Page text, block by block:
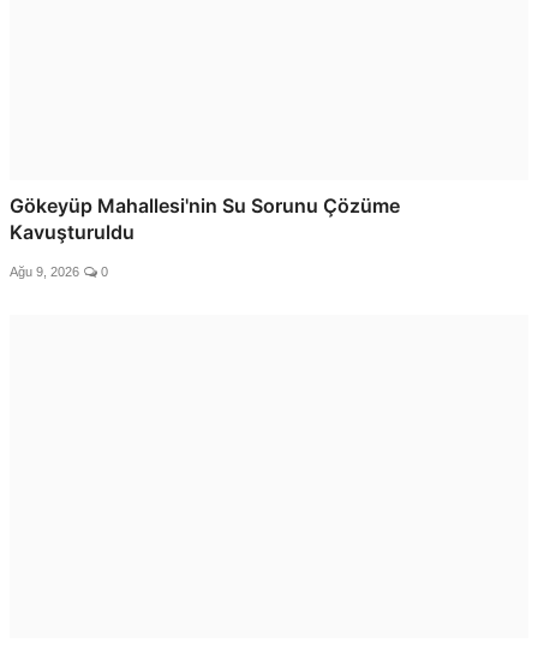
Gökeyüp Mahallesi'nin Su Sorunu Çözüme
Kavuşturuldu
Ağu 9, 2026 0